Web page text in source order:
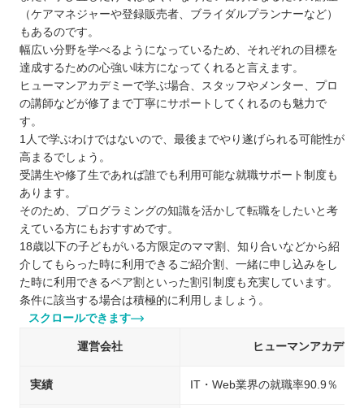
（ケアマネジャーや登録販売者、ブライダルプランナーなど）
もあるのです。
幅広い分野を学べるようになっているため、それぞれの目標を
達成するための心強い味方になってくれると言えます。
ヒューマンアカデミーで学ぶ場合、スタッフやメンター、プロ
の講師などが修了まで丁寧にサポートしてくれるのも魅力で
す。
1人で学ぶわけではないので、最後までやり遂げられる可能性が
高まるでしょう。
受講生や修了生であれば誰でも利用可能な就職サポート制度も
あります。
そのため、プログラミングの知識を活かして転職をしたいと考
えている方にもおすすめです。
18歳以下の子どもがいる方限定のママ割、知り合いなどから紹
介してもらった時に利用できるご紹介割、一緒に申し込みをし
た時に利用できるペア割といった割引制度も充実しています。
条件に該当する場合は積極的に利用しましょう。
スクロールできます
運営会社 ヒューマンアカデミ
実績 IT・Web業界の就職率90.9％